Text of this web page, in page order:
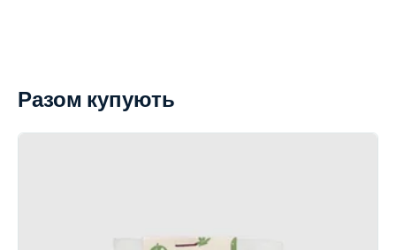
Разом купують